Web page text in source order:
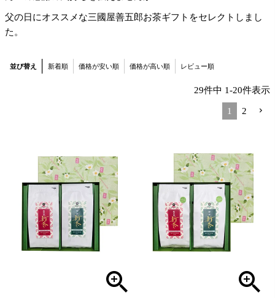
父の日にオススメな三國屋善五郎お茶ギフトをセレクトしまし
た。
並び替え 新着順 価格が安い順 価格が高い順 レビュー順
29件中 1-20件表示
1 2